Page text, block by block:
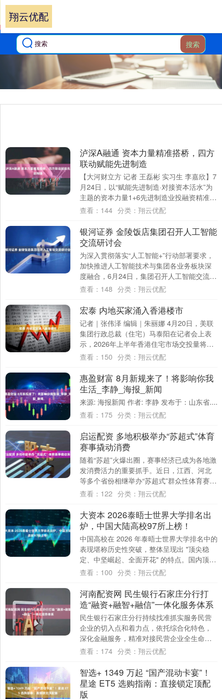
搜索
翔云优配
泸深A融通 资本力量精准搭桥，四方
联动赋能先进制造
【大河财立方 记者 王磊彬 实习生 李嘉欣】7
月24日，以“赋能先进制造·对接资本活水”为
主题的资本力量1+6先进制造业投融资精准对
接活动在郑州举行。 活动由郑....
查看： 144 分类： 翔云优配
银河证券 金陵饭店集团召开人工智能
交流研讨会
为深入贯彻落实“人工智能+”行动部署要求，
加快推进人工智能技术与集团各业务板块深
度融合，6月24日，集团召开人工智能交流研
讨会。集团领导班子成员、各所属二级企
查看： 148 分类： 翔云优配
宏泰 内地买家涌入香港楼市
记者｜张伟泽 编辑｜朱丽娜 4月20日，美联
集团行政总裁（住宅）马泰阳在记者会上表
示，2026年上半年香港住宅市场交投量将持
续上升，一手交投有望录得约11300....
查看： 150 分类： 翔云优配
惠盈财富 8月新规来了！将影响你我
生活_李静_海报_新闻
来源: 海报新闻 作者: 李静 发布于：山东省....
查看： 175 分类： 翔云优配
启运配资 多地积极举办“苏超式”体育
赛事撬动消费
随着“苏超”火爆出圈，赛事经济已成为各地激
发消费活力的重要抓手。近日，江西、河北
等多个省份相继举办“苏超式”群众性体育赛
事，并推动赛事与文旅深度融合，助力扩内
查看： 122 分类： 翔云优配
大资本 2026泰晤士世界大学排名出
炉，中国大陆高校97所上榜！
中国高校在 2026 年泰晤士世界大学排名中的
表现堪称历史性突破，整体呈现出 "顶尖稳
定、中坚崛起、全面开花" 的特点。国内顶尖
高校持续领跑清华大学连续第三年位....
查看： 100 分类： 翔云优配
河南配资网 民生银行石家庄分行打
造“融资+融智+融信”一体化服务体系
民生银行石家庄分行持续找准抓实服务民营
企业的切入点和着力点，依托综合化特色，
深化金融服务，精准对接民营企业全生命周
期融资需求，打造“融资+融智+融信”一体化服
查看： 174 分类： 翔云优配
智选+ 1349 万起 “国产混动卡宴”！
星途 ET5 选购指南：直接锁定顶配
版